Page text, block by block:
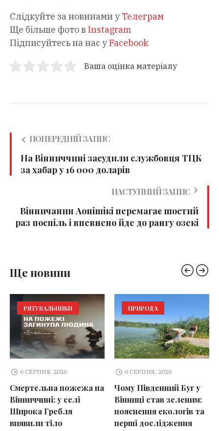
Слідкуйте за новинами у Телеграм
Ще більше фото в Instagram
Підписуйтесь на нас уFacebook
Ваша оцінка матеріалу
ПОПЕРЕДНІЙ ЗАПИС
На Вінниччині засудили службовця ТЦК
за хабар у 16 000 доларів
НАСТУПНИЙ ЗАПИС
Вінничанин Аонішікі перемагає шостий
раз поспіль і впевнено йде до рангу озекі
Ще новини
РЯТУВАЛЬНИКИ
6 СЕРПНЯ, 2026
Смертельна пожежа на
Вінниччині: у селі
Широка Гребля
виявили тіло
ПРИРОДА
6 СЕРПНЯ, 2026
Чому Південний Буг у
Вінниці став зеленим:
пояснення екологів та
перші дослідження